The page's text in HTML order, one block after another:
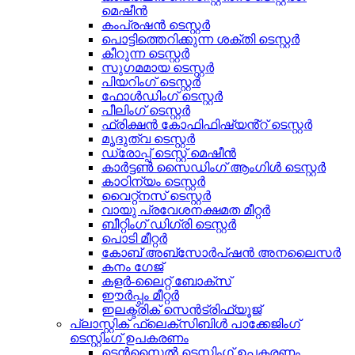
മെഷീൻ
കംപ്രഷൻ ടെസ്റ്റർ
പൊട്ടിത്തെറിക്കുന്ന ശക്തി ടെസ്റ്റർ
കീറുന്ന ടെസ്റ്റർ
സുഗമമായ ടെസ്റ്റർ
പിയറിംഗ് ടെസ്റ്റർ
ഫോൾഡിംഗ് ടെസ്റ്റർ
പീലിംഗ് ടെസ്റ്റർ
ഫ്രിക്ഷൻ കോഫിഫിഷ്യൻ്റ് ടെസ്റ്റർ
മൃദുത്വ ടെസ്റ്റർ
ഡ്രോപ്പ് ടെസ്റ്റ് മെഷീൻ
കാർട്ടൺ സൈഡിംഗ് ആംഗിൾ ടെസ്റ്റർ
കാഠിന്യം ടെസ്റ്റർ
വൈറ്റ്നസ് ടെസ്റ്റർ
വായു പ്രവേശനക്ഷമത മീറ്റർ
ബീറ്റിംഗ് ഡിഗ്രി ടെസ്റ്റർ
പൊടി മീറ്റർ
കോബ് അബ്സോർപ്ഷൻ അനലൈസർ
കനം ഗേജ്
കളർ-ലൈറ്റ് ബോക്സ്
ഈർപ്പം മീറ്റർ
ഇലക്ട്രിക് സെൻട്രിഫ്യൂജ്
പ്ലാസ്റ്റിക് ഫ്ലെക്സിബിൾ പാക്കേജിംഗ്
ടെസ്റ്റിംഗ് ഉപകരണം
ടെൻസൈൽ ടെസ്റ്റിംഗ് ഉപകരണം